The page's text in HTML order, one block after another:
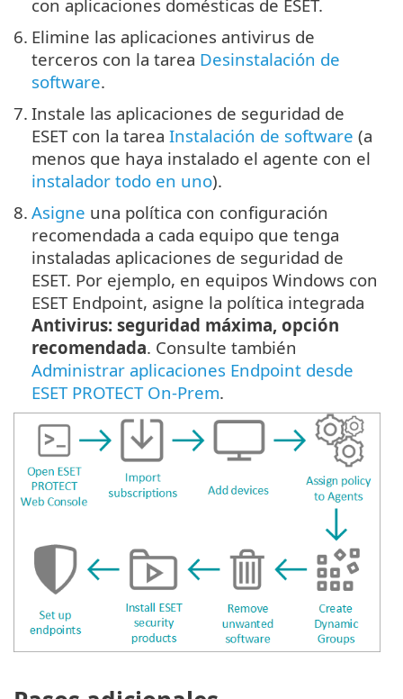
con aplicaciones domésticas de ESET.
6. Elimine las aplicaciones antivirus de
terceros con la tarea Desinstalación de
software.
7. Instale las aplicaciones de seguridad de
ESET con la tarea Instalación de software (a
menos que haya instalado el agente con el
instalador todo en uno‎).
8. Asigne una política con configuración
recomendada a cada equipo que tenga
instaladas aplicaciones de seguridad de
ESET. Por ejemplo, en equipos Windows con
ESET Endpoint, asigne la política integrada
Antivirus: seguridad máxima, opción
recomendada. Consulte también
Administrar aplicaciones Endpoint desde
ESET PROTECT On-Prem.